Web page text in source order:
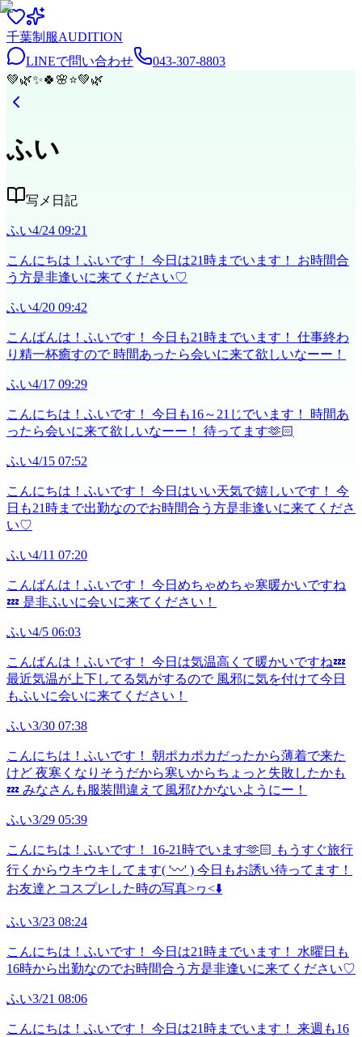
千葉制服AUDITION
LINEで問い合わせ
043-307-8803
💚🌿✨🍀 🌸⭐💚🌿
ふい
写メ日記
ふい4/24 09:21
こんにちは！ふいです！ 今日は21時までいます！ お時間合
う方是非逢いに来てください♡
ふい4/20 09:42
こんばんは！ふいです！ 今日も21時までいます！ 仕事終わ
り精一杯癒すので 時間あったら会いに来て欲しいなーー！
ふい4/17 09:29
こんにちは！ふいです！ 今日も16～21じでいます！ 時間あ
ったら会いに来て欲しいなーー！ 待ってます🫶🏻
ふい4/15 07:52
こんにちは！ふいです！ 今日はいい天気で嬉しいです！ 今
日も21時まで出勤なのでお時間合う方是非逢いに来てくださ
い♡
ふい4/11 07:20
こんばんは！ふいです！ 今日めちゃめちゃ寒暖かいですね
💤 是非ふいに会いに来てください！
ふい4/5 06:03
こんばんは！ふいです！ 今日は気温高くて暖かいですね💤
最近気温が上下してる気がするので 風邪に気を付けて今日
もふいに会いに来てください！
ふい3/30 07:38
こんにちは！ふいです！ 朝ポカポカだったから薄着で来た
けど 夜寒くなりそうだから寒いからちょっと失敗したかも
💤 みなさんも服装間違えて風邪ひかないようにー！
ふい3/29 05:39
こんにちは！ふいです！ 16-21時でいます🫶🏻 もうすぐ旅行
行くからウキウキしてます( '〰️' ) 今日もお誘い待ってます！
お友達とコスプレした時の写真>ヮ<⬇️
ふい3/23 08:24
こんにちは！ふいです！ 今日は21時までいます！ 水曜日も
16時から出勤なのでお時間合う方是非逢いに来てください♡
ふい3/21 08:06
こんにちは！ふいです！ 今日は21時までいます！ 来週も16